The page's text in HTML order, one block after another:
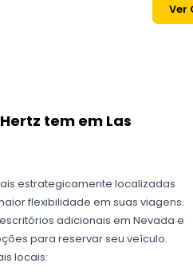
Ver
tem em Las
estrategicamente localizadas
flexibilidade em suas viagens.
adicionais em Nevada e
para reservar seu veículo.
locais: